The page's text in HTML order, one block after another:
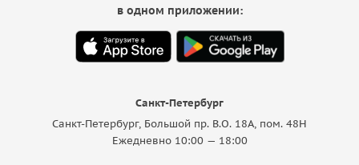
Санкт-Петербург
Санкт-Петербург, Большой пр. В.О. 18A, пом. 48Н
Ежедневно 10:00 — 18:00
в одном приложении: